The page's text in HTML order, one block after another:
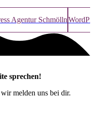
Agentur Schmölln
sprechen!
melden uns bei dir.